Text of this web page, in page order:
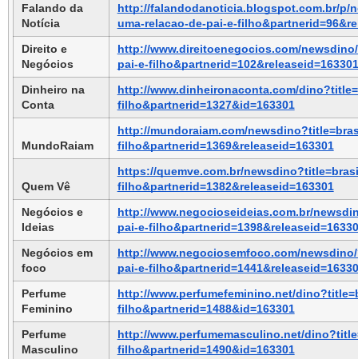
Falando da
Notícia
http://falandodanoticia.blogspot.com.br/p/
uma-relacao-de-pai-e-
Direito e
Negócios
http://www.direitoenegocios.com/
pai-e-filho&partnerid=102&releaseid=163301
Dinheiro na
Conta
http://www.dinheironaconta.com/
filho&partnerid=1327&id=163301
MundoRaiam
http://mundoraiam.com/
filho&partnerid=1369&releaseid=163301
Quem Vê
https://quemve.com.br/
filho&partnerid=1382&releaseid=163301
Negócios e
Ideias
http://www.negocioseideias.com.br/
pai-e-
Negócios em
foco
http://www.negociosemfoco.com/
pai-e-
Perfume
Feminino
http://www.perfumefeminino.net/
filho&partnerid=1488&id=163301
Perfume
Masculino
http://www.perfumemasculino.net/
filho&partnerid=1490&id=163301